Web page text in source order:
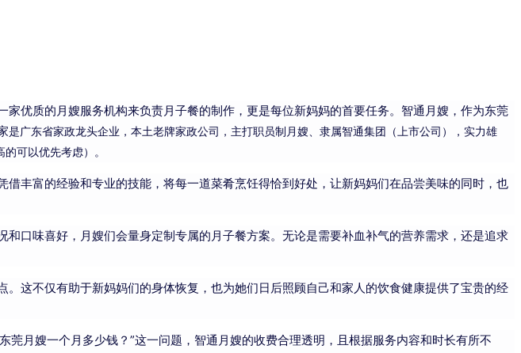
优质的月嫂服务机构来负责月子餐的制作，更是每位新妈妈的首要任务。智通月嫂，作为东莞
是广东省家政龙头企业，本土老牌家政公司，主打职员制月嫂、隶属智通集团（上市公司），实力雄
可以优先考虑）。
丰富的经验和专业的技能，将每一道菜肴烹饪得恰到好处，让新妈妈们在品尝美味的同时，也
口味喜好，月嫂们会量身定制专属的月子餐方案。无论是需要补血补气的营养需求，还是追求
这不仅有助于新妈妈们的身体恢复，也为她们日后照顾自己和家人的饮食健康提供了宝贵的经
月嫂一个月多少钱？”这一问题，智通月嫂的收费合理透明，且根据服务内容和时长有所不